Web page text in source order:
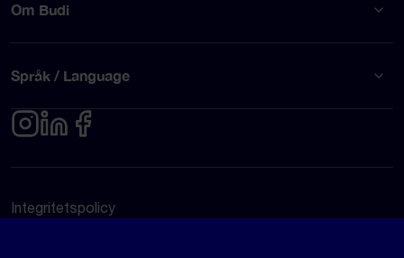
Om Budi
Språk / Language
Integritetspolicy